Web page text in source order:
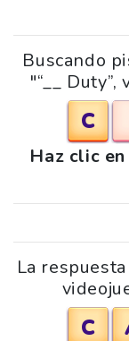
Buscando
"“__
C
Haz clic
La
C